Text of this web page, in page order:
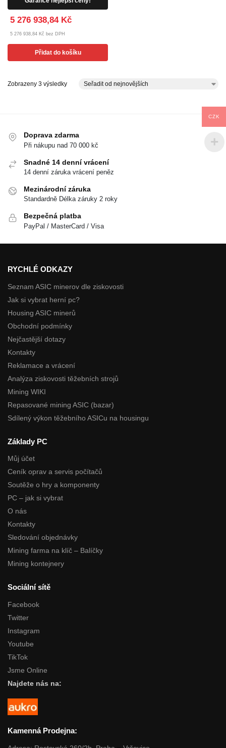
5 276 938,84 Kč
5 276 938,84 Kč bez DPH
Přidat do košíku
Zobrazeny 3 výsledky
Doprava zdarma
Při nákupu nad 70 000 kč
Snadné 14 denní vrácení
14 denní záruka vrácení peněz
Mezinárodní záruka
Standardně Délka záruky 2 roky
Bezpečná platba
PayPal / MasterCard / Visa
RYCHLÉ ODKAZY
Seznam ASIC minerov dle ziskovosti
Jak si vybrat herní pc?
Housing ASIC minerů
Obchodní podmínky
Nejčastější dotazy
Kontakty
Reklamace a vrácení
Analýza ziskovosti těžebních strojů
Mining WIKI
Repasované mining ASIC (bazar)
Sdílený výkon těžebního ASICu na housingu
Základy PC
Můj účet
Ceník oprav a servis počítačů
Soutěže o hry a komponenty
PC – jak si vybrat
O nás
Kontakty
Sledování objednávky
Mining farma na klíč – Balíčky
Mining kontejnery
Sociální sítě
Facebook
Twitter
Instagram
Youtube
TikTok
Jsme Online
Najdete nás na:
Kamenná Prodejna:
CZK